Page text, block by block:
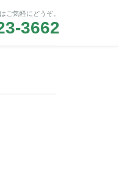
ご気軽にどうぞ。
3662